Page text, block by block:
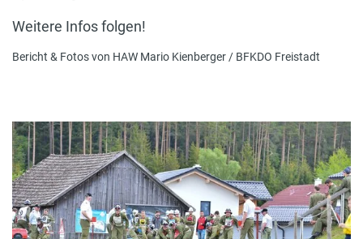
Weitere Infos folgen!
Bericht & Fotos von HAW Mario Kienberger / BFKDO Freistadt